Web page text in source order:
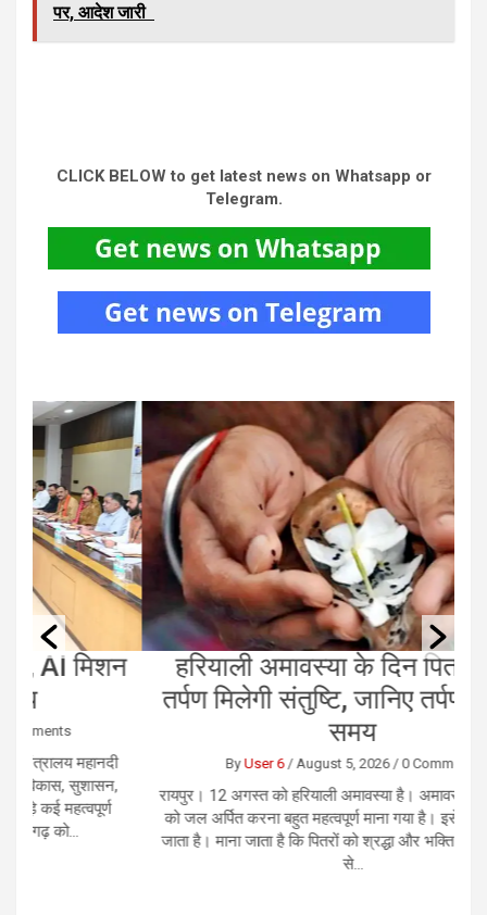
पर, आदेश जारी
CLICK BELOW to get latest news on Whatsapp or
Telegram.
हरियाली अमावस्या के दिन पितरों को दें
तर्पण मिलेगी संतुष्टि, जानिए तर्पण का सही
By August 5, 2026/0 Comments
रायपुर। 12 अगस्‍त को हरियाली अमावस्‍या है। अमावस्‍या के दिन पितरों
को जल अर्पित करना बहुत महत्वपूर्ण माना गया है। इसे पितृ तर्पण कहा
जाता है। माना जाता है कि पितरों को श्रद्धा और भक्ति भाव से जल देने